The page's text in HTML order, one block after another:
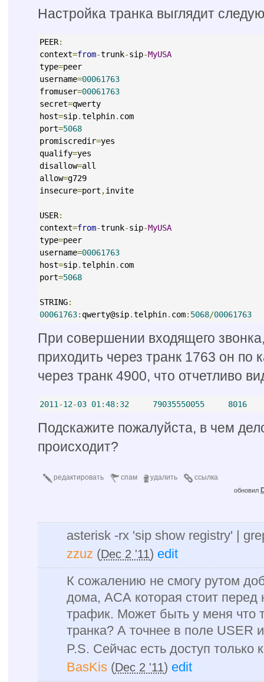
Настройка транка выглядит
PEER:
context=from-trunk-sip-MyUSA
type=peer
username=00061763
fromuser=00061763
secret=qwerty
host=sip.telphin. com
port=5068
promiscredir=yes
qualify=yes
disallow=all
allow=g729
insecure=port ,invite
USER:
context=from-trunk-sip-MyUSA
type=peer
username=00061763
host=sip.telphin. com
port=5068
STRING:
00061763: qwerty@sip.telphin. com: 5068/00061763
При совершении входящего
приходить через транк 1763 он по
через транк 4900, что отчетливо
2011 -12-03 01 :48: 32 79035550055 8016
Подскажите пожалуйста, в чем
происходит?
ссылка
удалить
спам
редактировать
обновил
asterisk -rx 'sip show registry' |
zzuz (Dec 2 '11) edit
К сожалению не смогу рутом
дома, АСА которая стоит перед
трафик. Может быть у меня что
транка? А точнее в поле USER
P.S. Сейчас есть доступ только
BasKis (Dec 2 '11) edit